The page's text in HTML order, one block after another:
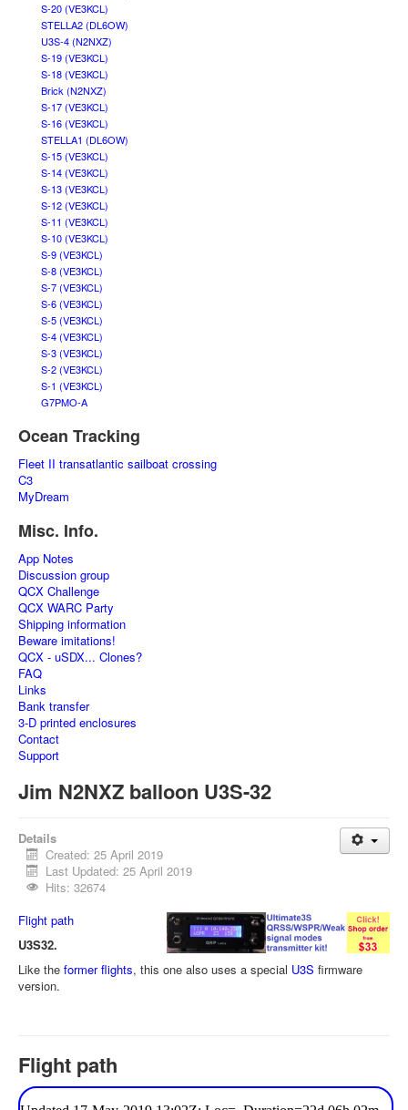
S-20 (VE3KCL)
STELLA2 (DL6OW)
U3S-4 (N2NXZ)
S-19 (VE3KCL)
S-18 (VE3KCL)
Brick (N2NXZ)
S-17 (VE3KCL)
S-16 (VE3KCL)
STELLA1 (DL6OW)
S-15 (VE3KCL)
S-14 (VE3KCL)
S-13 (VE3KCL)
S-12 (VE3KCL)
S-11 (VE3KCL)
S-10 (VE3KCL)
S-9 (VE3KCL)
S-8 (VE3KCL)
S-7 (VE3KCL)
S-6 (VE3KCL)
S-5 (VE3KCL)
S-4 (VE3KCL)
S-3 (VE3KCL)
S-2 (VE3KCL)
S-1 (VE3KCL)
G7PMO-A
Ocean Tracking
Fleet II transatlantic sailboat crossing
C3
MyDream
Misc. Info.
App Notes
Discussion group
QCX Challenge
QCX WARC Party
Shipping information
Beware imitations!
QCX - uSDX... Clones?
FAQ
Links
Bank transfer
3-D printed enclosures
Contact
Support
Jim N2NXZ balloon U3S-32
Details
Created: 25 April 2019
Last Updated: 25 April 2019
Hits: 32674
Flight path
U3S32.
Like the former flights, this one also uses a special U3S firmware
version.
Flight path